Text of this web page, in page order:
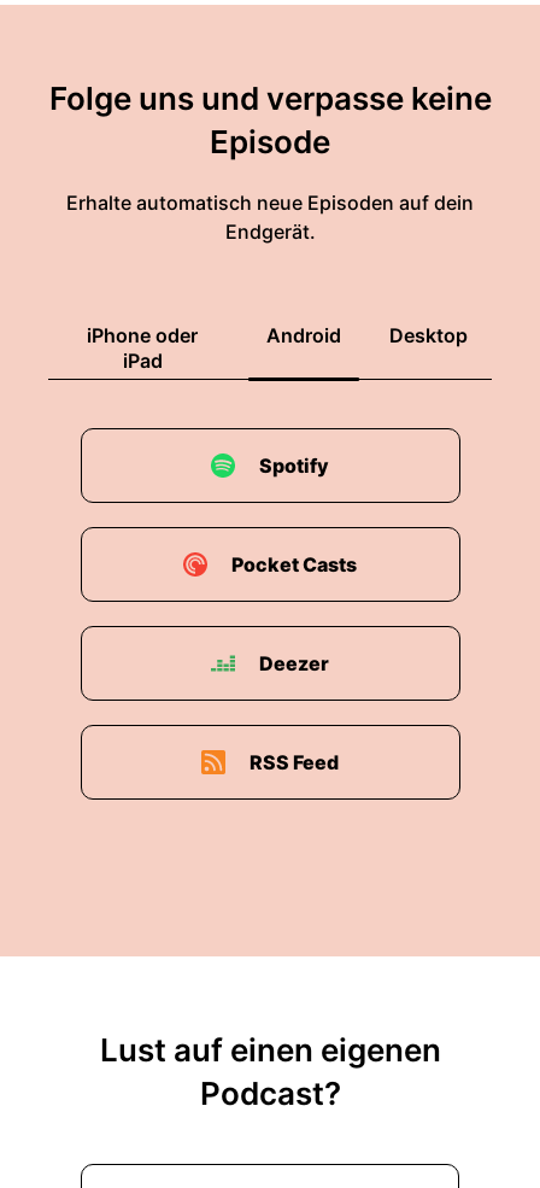
Folge uns und verpasse keine
Episode
Erhalte automatisch neue Episoden auf dein
Endgerät.
iPhone oder
iPad
Android Desktop
Spotify
Pocket Casts
Deezer
RSS Feed
Lust auf einen eigenen
Podcast?